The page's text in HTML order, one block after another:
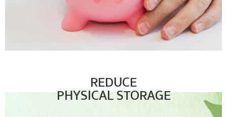
REDUCE
PHYSICAL STORAGE